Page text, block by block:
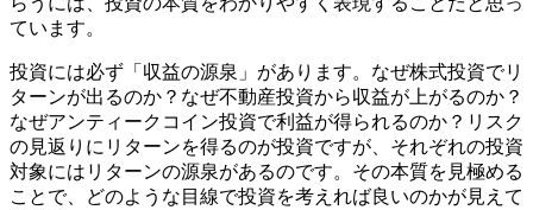
ています。
投資には必ず「収益の源泉」があります。なぜ株式投資でリ
ターンが出るのか？なぜ不動産投資から収益が上がるのか？
なぜアンティークコイン投資で利益が得られるのか？リスク
の見返りにリターンを得るのが投資ですが、それぞれの投資
対象にはリターンの源泉があるのです。その本質を見極める
ことで、どのような目線で投資を考えれば良いのかが見えて